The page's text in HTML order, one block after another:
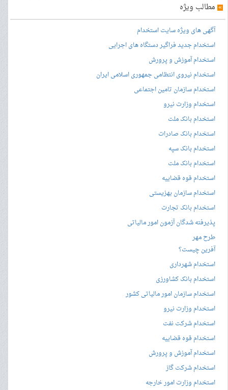
» مطالب ویژه
آگهی های ویژه سایت استخدام
استخدام جدید فراگیر دستگاه های اجرایی
استخدام آموزش و پرورش
استخدام نیروی انتظامی جمهوری اسلامی ایران
استخدام سازمان تامین اجتماعی
استخدام وزارت نیرو
استخدام بانک ملت
استخدام بانک صادرات
استخدام بانک سپه
استخدام بانک ملت
استخدام قوه قضاییه
استخدام سازمان بهزیستی
استخدام بانک تجارت
پذیرفته شدگان آزمون امور مالیاتی
طرح مهر
آفرین چیست؟
استخدام شهرداری
استخدام بانک کشاورزی
استخدام سازمان امور مالیاتی کشور
استخدام وزارت نیرو
استخدام شرکت نفت
استخدام قوه قضاییه
استخدام آموزش و پرورش
استخدام شرکت گاز
استخدام وزارت امور خارجه